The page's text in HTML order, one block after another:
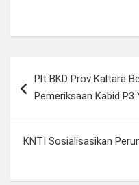
posPlt BKD Prov Kaltara
Pemeriksaan Kabid P3
KNTI Sosialisasikan